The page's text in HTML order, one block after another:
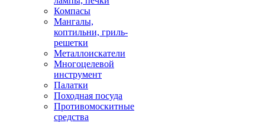
Компасы
Мангалы,
коптильни, гриль-
решетки
Металлоискатели
Многоцелевой
инструмент
Палатки
Походная посуда
Противомоскитные
средства